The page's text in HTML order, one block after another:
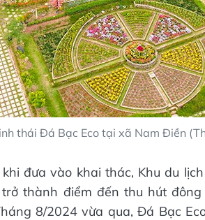
thái Đá Bạc Eco tại xã Nam Điền
đưa vào khai thác, Khu du
thành điểm đến thu hút
8/2024 vừa qua, Đá Bạc